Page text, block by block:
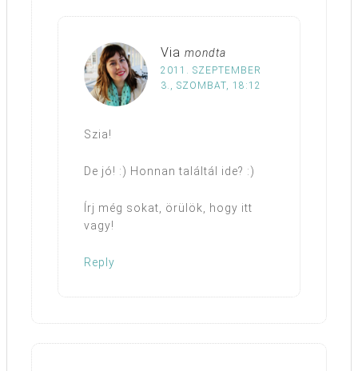
Via mondta
2011. SZEPTEMBER
3., SZOMBAT, 18:12
Szia!
De jó! :) Honnan találtál ide? :)
Írj még sokat, örülök, hogy itt
vagy!
Reply